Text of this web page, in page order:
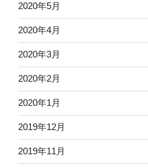
2020年5月
2020年4月
2020年3月
2020年2月
2020年1月
2019年12月
2019年11月